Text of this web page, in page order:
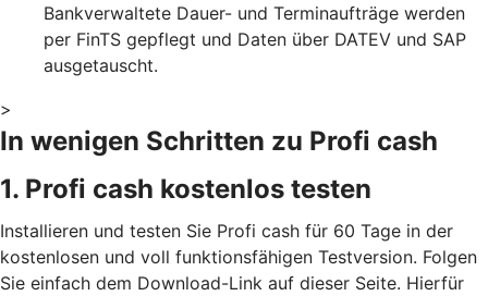
Bankverwaltete Dauer- und Terminaufträge werden
per FinTS gepflegt und Daten über DATEV und SAP
ausgetauscht.
>
In wenigen Schritten zu Profi cash
1. Profi cash kostenlos testen
Installieren und testen Sie Profi cash für 60 Tage in der
kostenlosen und voll funktionsfähigen Testversion. Folgen
Sie einfach dem Download-Link auf dieser Seite. Hierfür